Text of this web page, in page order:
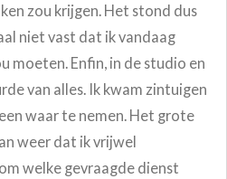
zou krijgen. Het stond dus
niet vast dat ik vandaag
moeten. Enfin, in de studio en
van alles. Ik kwam zintuigen
waar te nemen. Het grote
weer dat ik vrijwel
welke gevraagde dienst